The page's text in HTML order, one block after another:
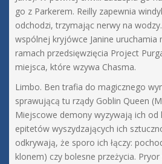
go z Parkerem. Reilly zapewnia
odchodzi, trzymając nerwy na
wspólnej kryjówce Janine uruchamia
ramach przedsięwzięcia Project
miejsca, które wzywa Chasma.
Limbo. Ben trafia do magicznego
sprawującą tu rządy Goblin Queen
Miejscowe demony wyzywają ich od
epitetów wyszydzających ich
odkrywają, że sporo ich łączy:
klonem) czy bolesne przeżycia.